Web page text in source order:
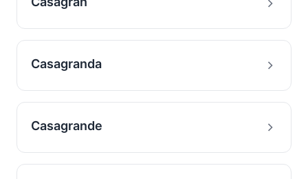
Casagranda
Casagrande